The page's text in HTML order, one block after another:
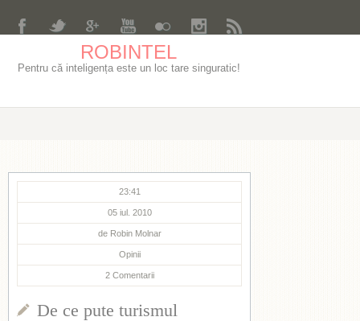
ROBINTEL
Pentru că inteligența este un loc tare singuratic!
23:41
05 iul. 2010
de Robin Molnar
Opinii
2 Comentarii
De ce pute turismul